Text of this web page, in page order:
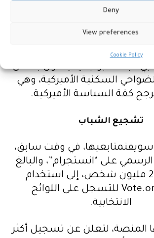
Deny
View preferences
Cookie Policy
هاريس، أن “تايلور سويفت
وستكون قادرة على تعبئة
على التسجيل للتصويت”،
نجمة البوب، يعيشون بشكل
السكنية الأميركية، وهي
كفة السياسة الأميركية.
تشجيع الشباب
سويفتمتابعيها، في وقت سابق،
على “انستجرام”، والبالغ
عددهم 272 مليون شخص، إلى استخدام
منصة Vote.org للتسجل على اللوائح
الانتخابية.
المنصة، لتعلن عن تسجيل أكثر